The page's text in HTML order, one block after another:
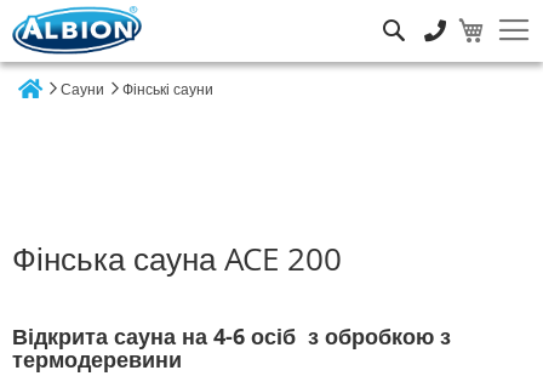
Сауни Фінські сауни
Фінська сауна ACE 200
Відкрита сауна на 4-6 осіб з обробкою з
термодеревини